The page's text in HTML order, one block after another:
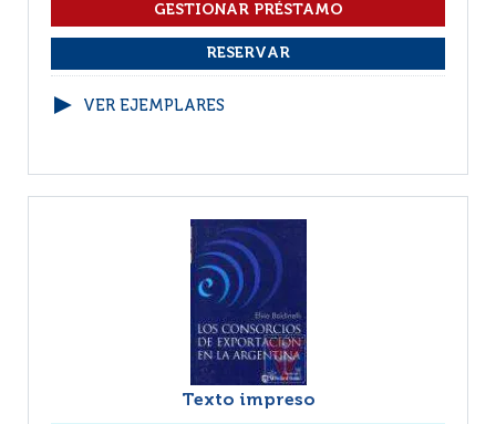
VER EJEMPLARES
Texto impreso